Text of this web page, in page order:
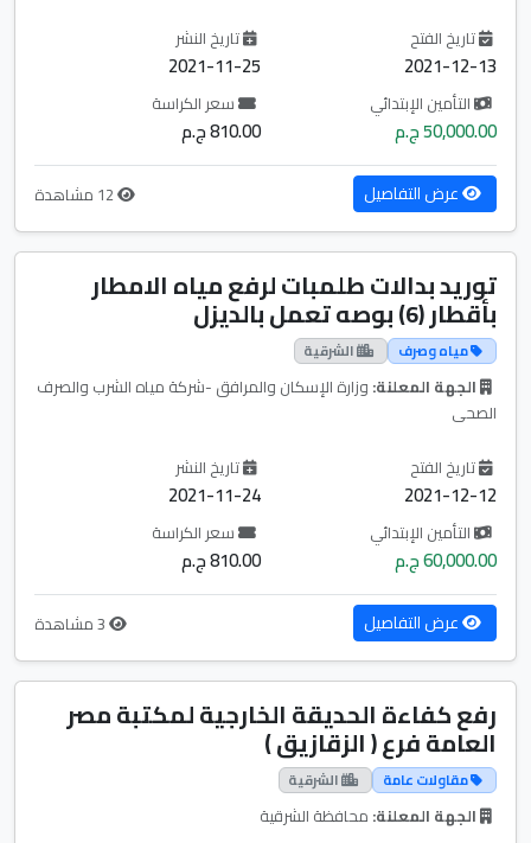
تاريخ الفتح
2021-12-13
تاريخ النشر
2021-11-25
التأمين الإبتدائي
50,000.00 ج.م
سعر الكراسة
810.00 ج.م
عرض التفاصيل
توريد بدالات طلمبات لرفع مياه الامطار
بأقطار (6) بوصه تعمل بالديزل
مياه وصرف الشرقية
الجهة المعلنة: وزارة الإسكان والمرافق -شركة مياه الشرب والصرف
الصحى
تاريخ الفتح
2021-12-12
تاريخ النشر
2021-11-24
التأمين الإبتدائي
60,000.00 ج.م
سعر الكراسة
810.00 ج.م
عرض التفاصيل
رفع كفاءة الحديقة الخارجية لمكتبة مصر
العامة فرع ( الزقازيق )
مقاولات عامة الشرقية
الجهة المعلنة: محافظة الشرقية